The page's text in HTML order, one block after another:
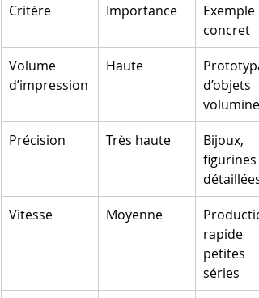
Critère Importance
Exemple
concret
Volume
d’impression
Haute
d’objets
Précision
Très haute
Bijoux,
figurines
détaillées
Vitesse
Moyenne
rapide
petites
séries